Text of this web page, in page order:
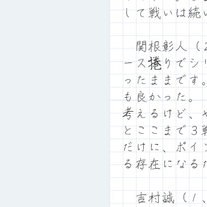
して戦いは続
関根彰人（
ース捲りでシ
ったままです
も良かった。
考えるけど、
とここまで３
だけに、ポイ
る存在になる
吉村誠（１